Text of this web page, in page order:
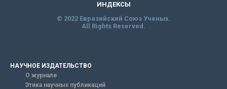
ИНДЕКСЫ
© 2022 Евразийский Союз Ученых.
All Rights Reserved.
НАУЧНОЕ ИЗДАТЕЛЬСТВО
О журнале
Этика научных публикаций